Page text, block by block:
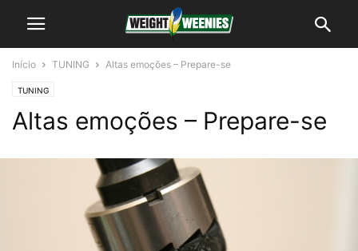
Início TUNING Altas emoções – Prepare-se
TUNING
Altas emoções – Prepare-se